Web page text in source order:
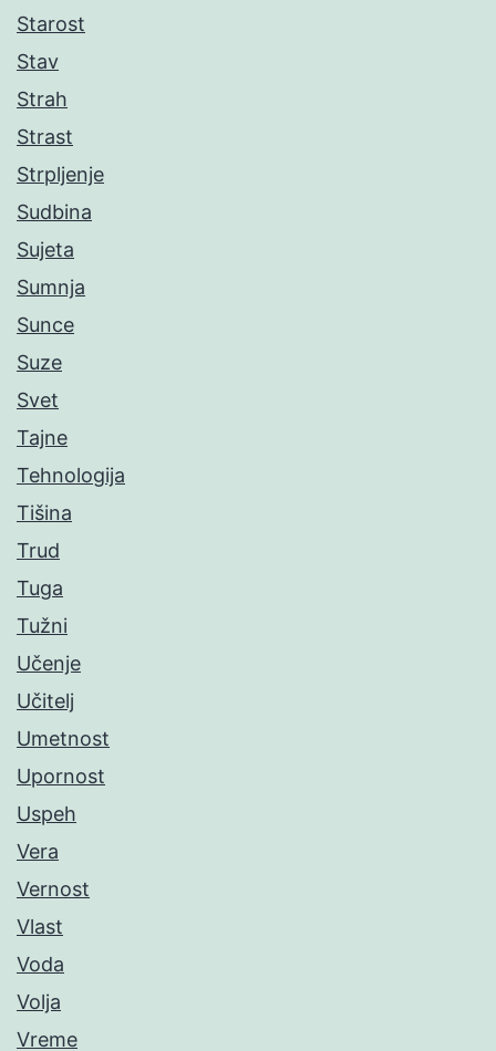
Starost
Stav
Strah
Strast
Strpljenje
Sudbina
Sujeta
Sumnja
Sunce
Suze
Svet
Tajne
Tehnologija
Tišina
Trud
Tuga
Tužni
Učenje
Učitelj
Umetnost
Upornost
Uspeh
Vera
Vernost
Vlast
Voda
Volja
Vreme